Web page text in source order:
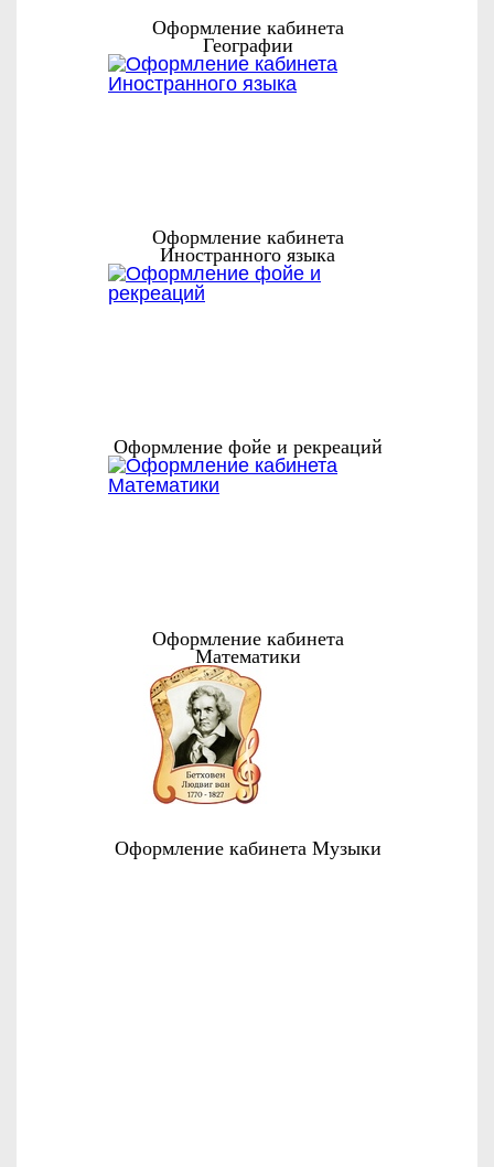
Оформление кабинета
Географии
Оформление кабинета
Иностранного языка
Оформление фойе и рекреаций
Оформление кабинета
Математики
Оформление кабинета Музыки